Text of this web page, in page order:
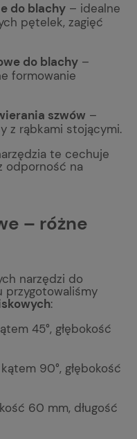
do blachy – idealne
pętelek, zagięć
do blachy –
formowanie
szwów –
z rąbkami stojącymi.
te cechuje
odporność na
– różne
narzędzi do
przygotowaliśmy
:
45°, głębokość
90°, głębokość
60 mm, długość